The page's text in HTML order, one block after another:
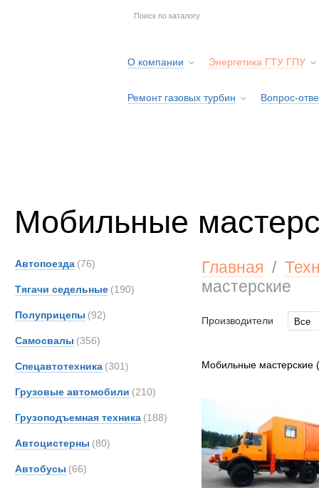
О компании Энергетика ГТУ ГПУ
Ремонт газовых турбин Вопрос-
Мобильные
Автопоезда (76)
Тягачи седельные (190)
Полуприцепы (92)
Самосвалы (356)
Спецавтотехника (301)
Грузовые автомобили (210)
Грузоподъемная техника (188)
Автоцистерны (80)
Автобусы (66)
Главная /
мастерские
Производители
Все
Iveco
MCE
Мобильные мастерские